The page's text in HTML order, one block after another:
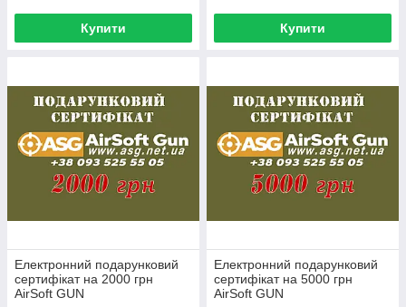
Купити Купити
Електронний подарунковий
сертифікат на 2000 грн
AirSoft GUN
Електронний подарунковий
сертифікат на 5000 грн
AirSoft GUN